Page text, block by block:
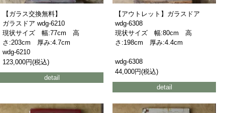
【ガラス交換無料】
ガラスドア wdg-6210
現状サイズ 幅:77cm 高
さ:203cm 厚み:4.7cm
wdg-6210
123,000円(税込)
detail
【アウトレット】ガラスドア
wdg-6308
現状サイズ 幅:80cm 高
さ:198cm 厚み:4.4cm
wdg-6308
44,000円(税込)
detail